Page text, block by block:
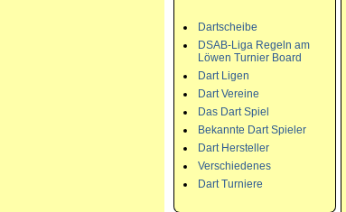
Dartscheibe
DSAB-Liga Regeln am
Löwen Turnier Board
Dart Ligen
Dart Vereine
Das Dart Spiel
Bekannte Dart Spieler
Dart Hersteller
Verschiedenes
Dart Turniere